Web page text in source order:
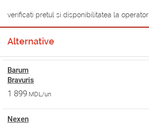
verificati pretul si disponibilitatea la operator
Alternative
Barum
Bravuris
1 899 MDL/un
Nexen